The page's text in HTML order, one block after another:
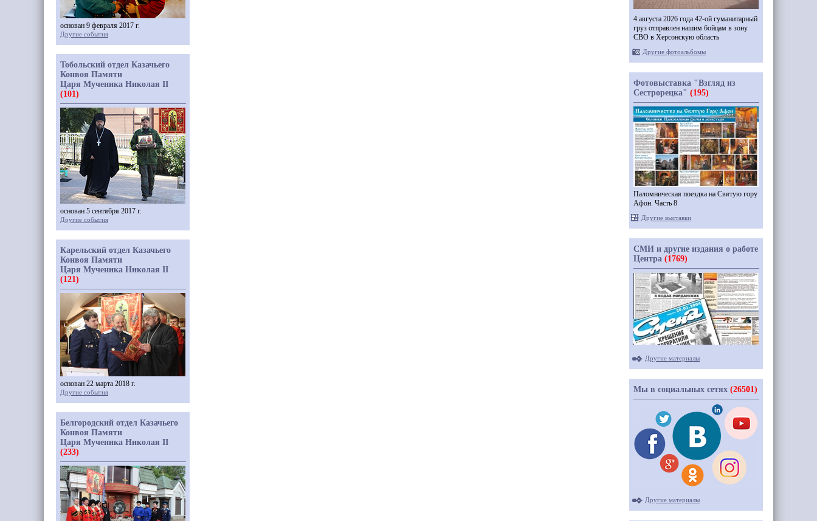
основан 9 февраля 2017 г.
Другие события
Тобольский отдел Казачьего
Конвоя Памяти
Царя Мученика Николая II
(101)
основан 5 сентября 2017 г.
Другие события
Карельский отдел Казачьего
Конвоя Памяти
Царя Мученика Николая II
(121)
основан 22 марта 2018 г.
Другие события
Белгородский отдел Казачьего
Конвоя Памяти
Царя Мученика Николая II
(233)
4 августа 2026 года 42-ой гуманитарный
груз отправлен нашим бойцам в зону
СВО в Херсонскую область
Другие фотоальбомы
Фотовыставка "Взгляд из
Сестрорецка" (195)
Паломническая поездка на Святую гору
Афон. Часть 8
Другие выставки
СМИ и другие издания о работе
Центра (1769)
Другие материалы
Мы в социальных сетях (26501)
Другие материалы